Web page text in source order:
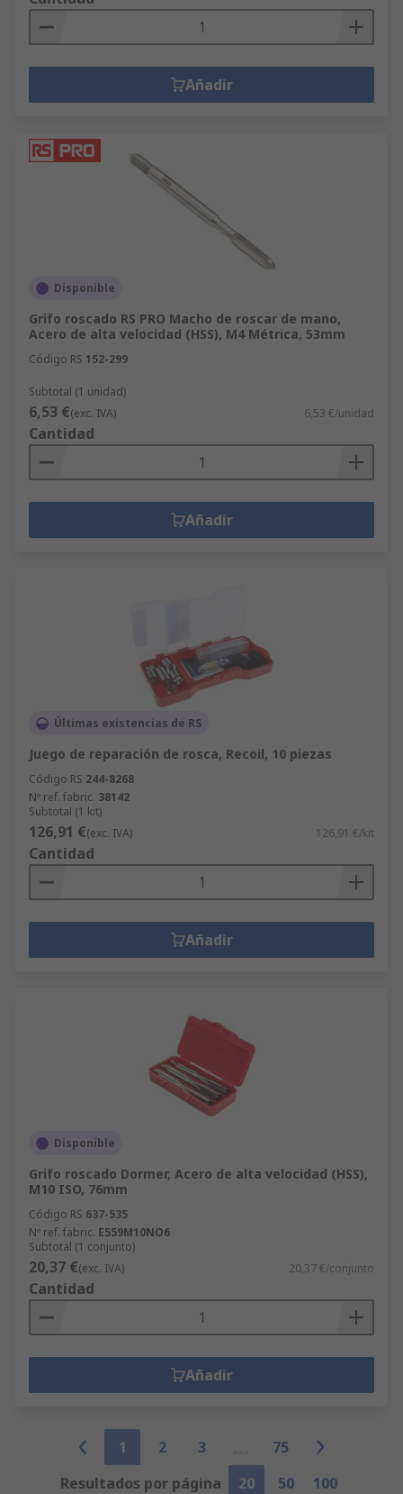
Añadir
Disponible
Grifo roscado RS PRO Macho de roscar de mano,
Acero de alta velocidad (HSS), M4 Métrica, 53mm
Código RS 152-299
Subtotal (1 unidad)
6,53 €(exc. IVA) 6,53 €/unidad
Cantidad
Añadir
Últimas existencias de RS
Juego de reparación de rosca, Recoil, 10 piezas
Código RS 244-8268
Nº ref. fabric. 38142
Subtotal (1 kit)
126,91 €(exc. IVA) 126,91 €/kit
Cantidad
Añadir
Disponible
Grifo roscado Dormer, Acero de alta velocidad (HSS),
M10 ISO, 76mm
Código RS 637-535
Nº ref. fabric. E559M10NO6
Subtotal (1 conjunto)
20,37 €(exc. IVA) 20,37 €/conjunto
Cantidad
Añadir
1 2 3
75
Resultados por página
20 50 100